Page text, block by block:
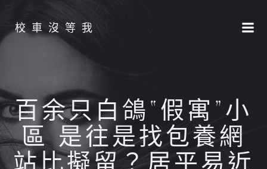
校車沒等我
百余只白鴿“假寓”小
區 是往是找包養網
站比擬留？居平易近